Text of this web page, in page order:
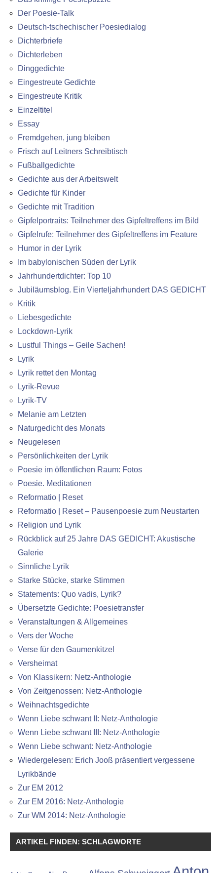
Der Poesie-Talk
Deutsch-tschechischer Poesiedialog
Dichterbriefe
Dichterleben
Dinggedichte
Eingestreute Gedichte
Eingestreute Kritik
Einzeltitel
Essay
Fremdgehen, jung bleiben
Frisch auf Leitners Schreibtisch
Fußballgedichte
Gedichte aus der Arbeitswelt
Gedichte für Kinder
Gedichte mit Tradition
Gipfelportraits: Teilnehmer des Gipfeltreffens im Bild
Gipfelrufe: Teilnehmer des Gipfeltreffens im Feature
Humor in der Lyrik
Im babylonischen Süden der Lyrik
Jahrhundertdichter: Top 10
Jubiläumsblog. Ein Vierteljahrhundert DAS GEDICHT
Kritik
Liebesgedichte
Lockdown-Lyrik
Lustful Things – Geile Sachen!
Lyrik
Lyrik rettet den Montag
Lyrik-Revue
Lyrik-TV
Melanie am Letzten
Naturgedicht des Monats
Neugelesen
Persönlichkeiten der Lyrik
Poesie im öffentlichen Raum: Fotos
Poesie. Meditationen
Reformatio | Reset
Reformatio | Reset – Pausenpoesie zum Neustarten
Religion und Lyrik
Rückblick auf 25 Jahre DAS GEDICHT: Akustische
Galerie
Sinnliche Lyrik
Starke Stücke, starke Stimmen
Statements: Quo vadis, Lyrik?
Übersetzte Gedichte: Poesietransfer
Veranstaltungen & Allgemeines
Vers der Woche
Verse für den Gaumenkitzel
Versheimat
Von Klassikern: Netz-Anthologie
Von Zeitgenossen: Netz-Anthologie
Weihnachtsgedichte
Wenn Liebe schwant II: Netz-Anthologie
Wenn Liebe schwant III: Netz-Anthologie
Wenn Liebe schwant: Netz-Anthologie
Wiedergelesen: Erich Jooß präsentiert vergessene
Lyrikbände
Zur EM 2012
Zur EM 2016: Netz-Anthologie
Zur WM 2014: Netz-Anthologie
ARTIKEL FINDEN: SCHLAGWORTE